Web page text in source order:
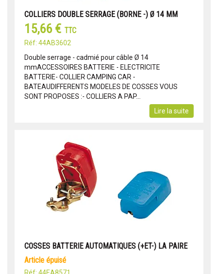
COLLIERS DOUBLE SERRAGE (BORNE -) Ø 14 MM
15,66 € TTC
Réf: 44AB3602
Double serrage - cadmié pour câble Ø 14
mmACCESSOIRES BATTERIE - ELECTRICITE
BATTERIE- COLLIER CAMPING CAR -
BATEAUDIFFERENTS MODELES DE COSSES VOUS
SONT PROPOSES :- COLLIERS A PAP...
Lire la suite
COSSES BATTERIE AUTOMATIQUES (+ET-) LA PAIRE
article épuisé